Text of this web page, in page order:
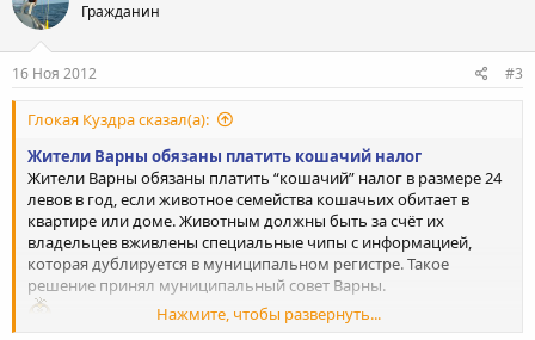
Гражданин
16 Ноя 2012 #3
Глокая Куздра сказал(а):
Жители Варны обязаны платить кошачий налог
Жители Варны обязаны платить “кошачий” налог в размере 24
левов в год, если животное семейства кошачьих обитает в
квартире или доме. Животным должны быть за счёт их
владельцев вживлены специальные чипы с информацией,
которая дублируется в муниципальном регистре. Такое
решение принял муниципальный совет Варны.
Нажмите, чтобы развернуть...